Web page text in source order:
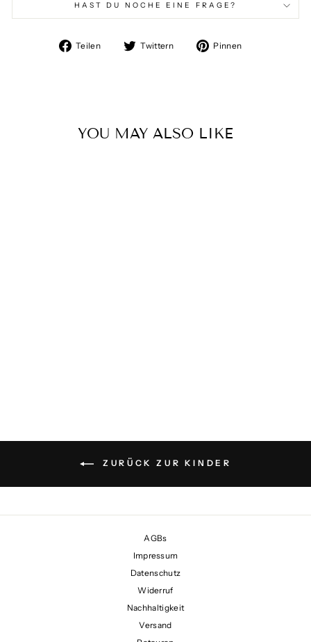
HAST DU NOCHE EINE FRAGE?
Teilen
Auf
Facebook
Twittern
Auf
Twitter
Pinnen
YOU MAY ALSO LIKE
ZURÜCK ZUR KINDER
AGBs
Impressum
Datenschutz
Widerruf
Nachhaltigkeit
Versand